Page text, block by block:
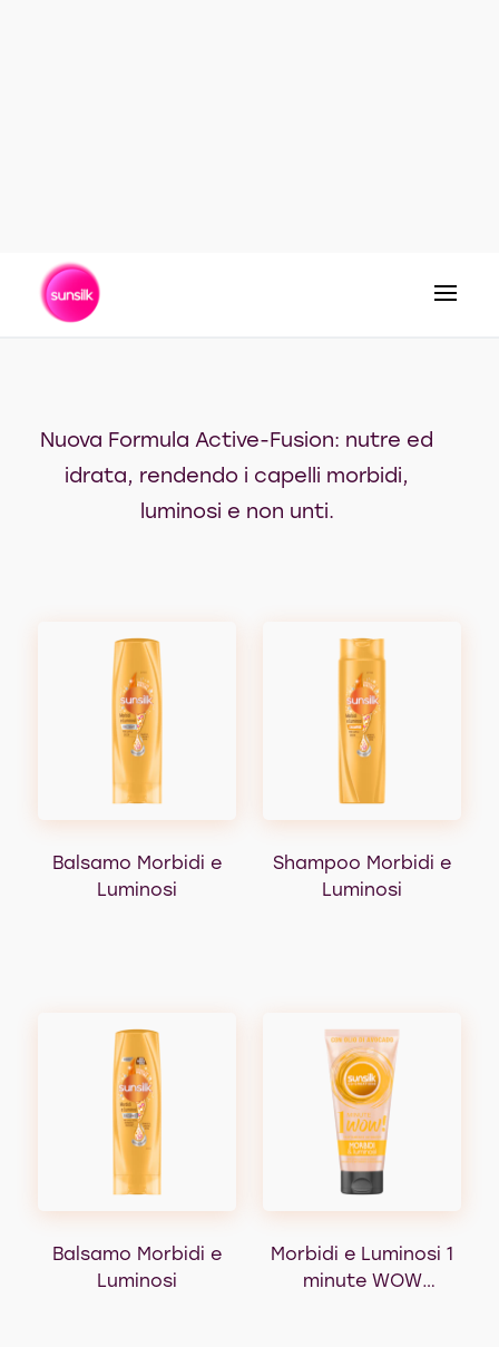
Nuova Formula Active-Fusion: nutre ed
idrata, rendendo i capelli morbidi,
luminosi e non unti.
Balsamo Morbidi e
Luminosi
Shampoo Morbidi e
Luminosi
Balsamo Morbidi e
Luminosi
Morbidi e Luminosi 1
minute WOW